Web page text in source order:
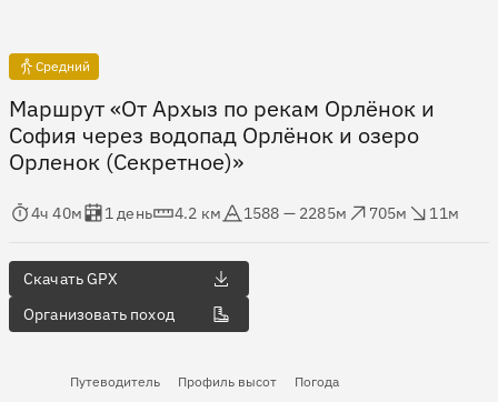
Средний
Маршрут «От Архыз по рекам Орлёнок и
София через водопад Орлёнок и озеро
Орленок (Секретное)»
в пути
4ч 40м
Оценка в днях
1 день
Дистанция
4.2 км
Абсолютная высота
1588 — 2285м
705м
11м
Скачать GPX
Организовать поход
Путеводитель Профиль высот Погода